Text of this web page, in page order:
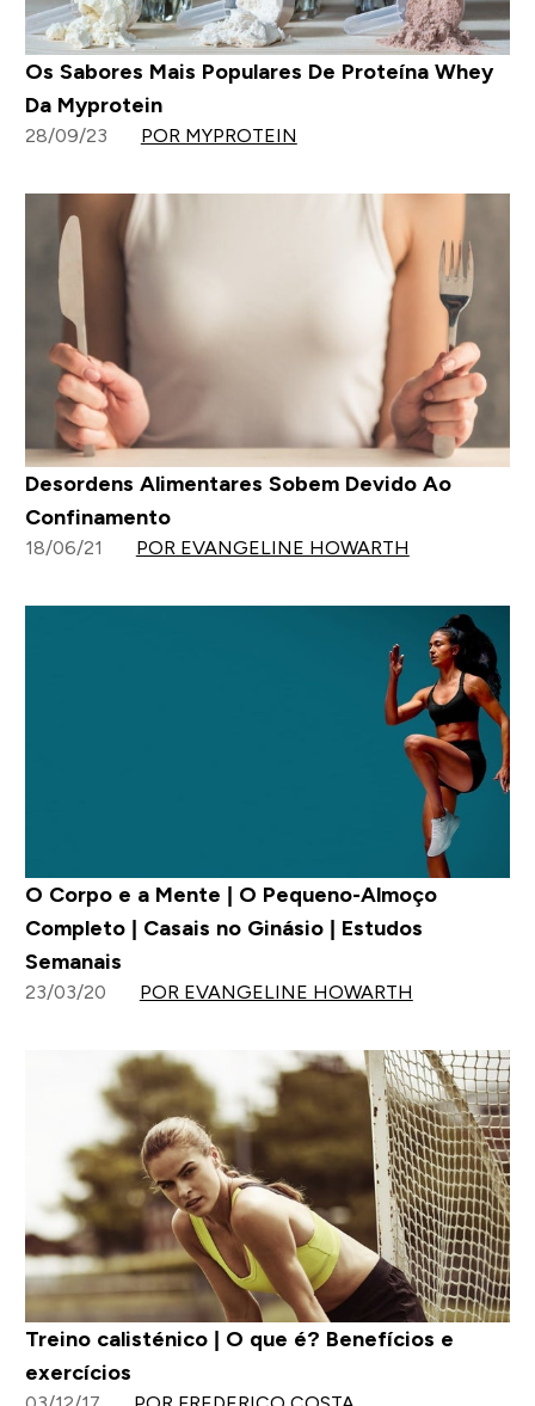
Os Sabores Mais Populares De Proteína Whey
Da Myprotein
28/09/23 POR MYPROTEIN
Desordens Alimentares Sobem Devido Ao
Confinamento
18/06/21 POR EVANGELINE HOWARTH
O Corpo e a Mente | O Pequeno-Almoço
Completo | Casais no Ginásio | Estudos
Semanais
23/03/20 POR EVANGELINE HOWARTH
Treino calisténico | O que é? Benefícios e
exercícios